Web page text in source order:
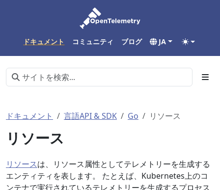
ドキュメント コミュニティ ブログ JA
ドキュメント 言語API & SDK Go リソース
リソース
リソースは、リソース属性としてテレメトリーを生成する
エンティティを表します。 たとえば、Kubernetes上のコ
ンテナで実行されているテレメトリーを生成するプロセス